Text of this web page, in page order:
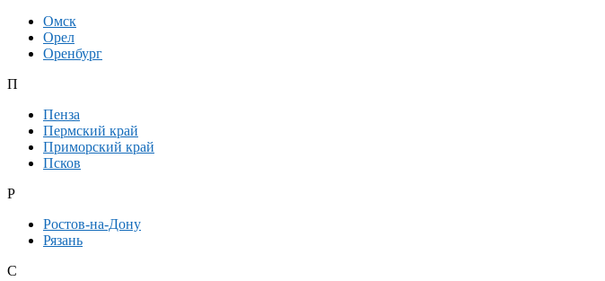
Омск
Орел
Оренбург
П
Пенза
Пермский край
Приморский край
Псков
Р
Ростов-на-Дону
Рязань
С